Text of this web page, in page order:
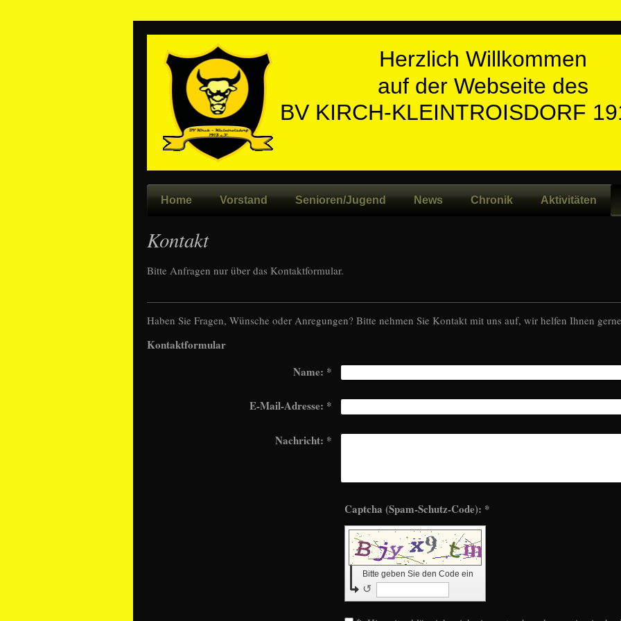
Herzlich Willkommen
auf der Webseite des
BV KIRCH-KLEINTROISDORF
Home Vorstand Senioren/Jugend News Chronik Aktivitäten
Kontakt
Bitte Anfragen nur über das Kontaktformular.
Haben Sie Fragen, Wünsche oder Anregungen? Bitte nehmen Sie Kontakt mit uns auf, wir helfen Ihnen
Kontaktformular
Name: *
E-Mail-Adresse: *
Nachricht: *
Captcha (Spam-Schutz-Code): *
Bitte geben Sie den Code ein
↺